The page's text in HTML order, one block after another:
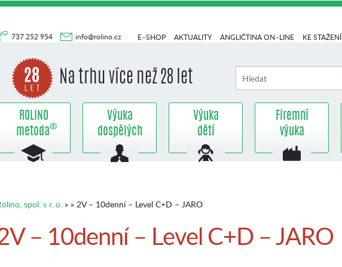
737 252 954 info@rolino.cz
Na trhu více než 28 let
E–SHOP AKTUALITY ANGLIČTINA ON–LINE KE STAŽENÍ
ROLINO
metoda®
Výuka
dospělých
Výuka
dětí
Firemní
výuka
spol. s r. o. » » 2V – 10denní – Level C+D – JARO
– 10denní – Level C+D – JARO